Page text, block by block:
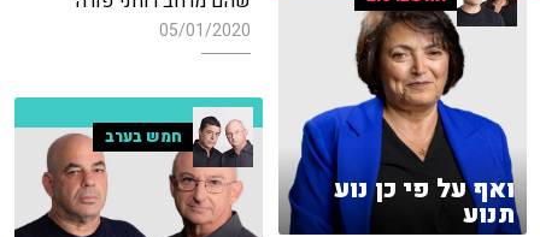
05/01/2020
ואף על פי כן נוע
תנוע
חמש בערב